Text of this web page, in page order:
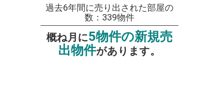
過去6年間に売り出された部屋の
数：339物件
概ね月に5物件の新規売
出物件があります。